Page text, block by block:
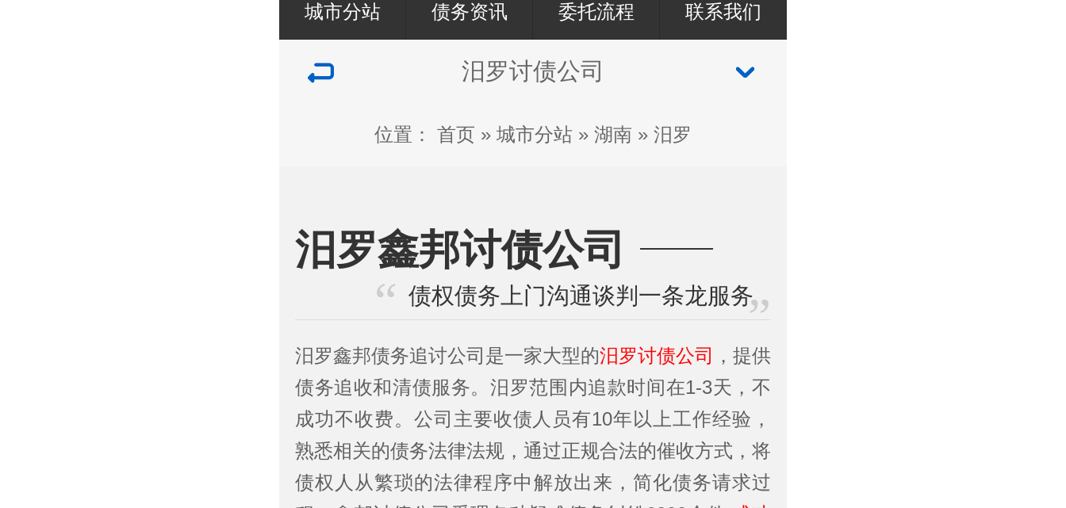
城市分站 债务资讯 委托流程 联系我们
汨罗讨债公司
位置： 首页 » 城市分站 » 湖南 » 汨罗
汨罗鑫邦讨债公司
债权债务上门沟通谈判一条龙服务
汨罗鑫邦债务追讨公司是一家大型的汨罗讨债公司 ，提供
债务追收和清债服务。汨罗范围内追款时间在1-3天，不
成功不收费。公司主要收债人员有10年以上工作经验，
熟悉相关的债务法律法规，通过正规合法的催收方式，将
债权人从繁琐的法律程序中解放出来，简化债务请求过